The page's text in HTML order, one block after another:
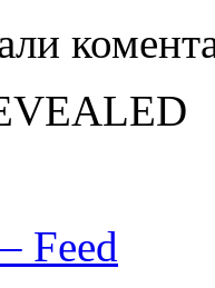
Feed